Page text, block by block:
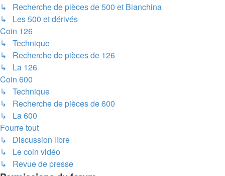
↳ Recherche de pièces de 500 et Bianchina
↳ Les 500 et dérivés
Coin 126
↳ Technique
↳ Recherche de pièces de 126
↳ La 126
Coin 600
↳ Technique
↳ Recherche de pièces de 600
↳ La 600
Fourre tout
↳ Discussion libre
↳ Le coin vidéo
↳ Revue de presse